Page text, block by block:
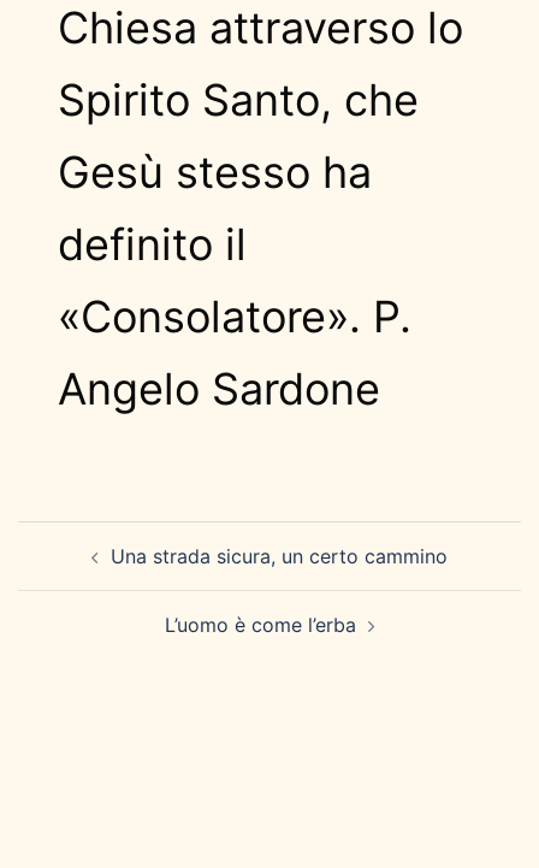
Chiesa attraverso lo
Spirito Santo, che
Gesù stesso ha
definito il
«Consolatore». P.
Angelo Sardone
articoloUna strada sicura, un certo cammino
L’uomo è come l’erba